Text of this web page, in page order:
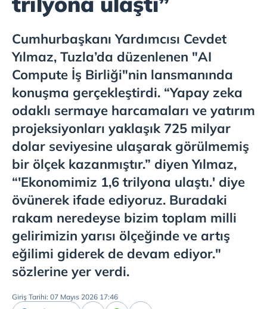
Cumhurbaşkanı Yardımcısı Cevdet
Yılmaz, Tuzla’da düzenlenen "AI
Compute İş Birliği"nin lansmanında
konuşma gerçekleştirdi. “Yapay zeka
odaklı sermaye harcamaları ve yatırım
projeksiyonları yaklaşık 725 milyar
dolar seviyesine ulaşarak görülmemiş
bir ölçek kazanmıştır.” diyen Yılmaz,
“'Ekonomimiz 1,6 trilyona ulaştı.' diye
övünerek ifade ediyoruz. Buradaki
rakam neredeyse bizim toplam milli
gelirimizin yarısı ölçeğinde ve artış
eğilimi giderek de devam ediyor."
sözlerine yer verdi.
Giriş Tarihi: 07 Mayıs 2026 17:46